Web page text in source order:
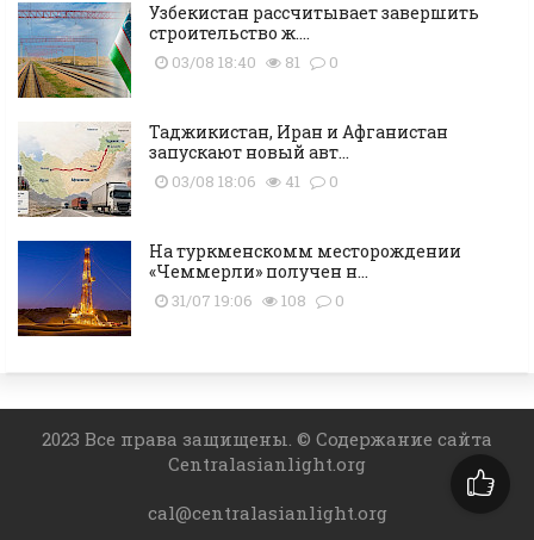
Узбекистан рассчитывает завершить
строительство ж....
03/08 18:40 81 0
Таджикистан, Иран и Афганистан
запускают новый авт...
03/08 18:06 41 0
На туркменскомм месторождении
«Чеммерли» получен н...
31/07 19:06 108 0
2023 Все права защищены. © Содержание сайта
Centralasianlight.org
cal@centralasianlight.org